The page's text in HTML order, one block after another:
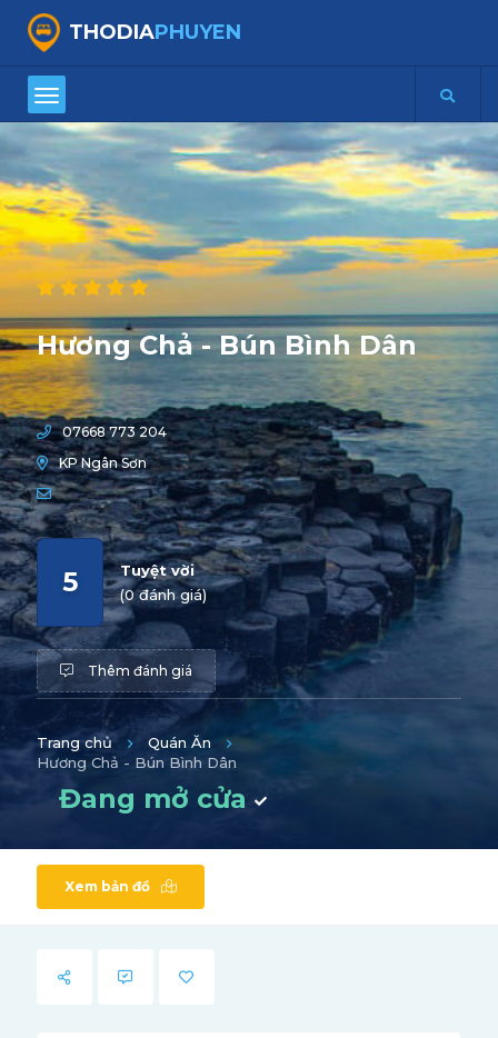
THODIAPHUYEN
Hương Chả - Bún Bình Dân
07668 773 204
KP Ngân Sơn
Tuyệt vời
(0 đánh giá)
5
Thêm đánh giá
Trang chủ
Quán Ăn
Hương Chả - Bún Bình Dân
Đang mở cửa
Xem bản đồ